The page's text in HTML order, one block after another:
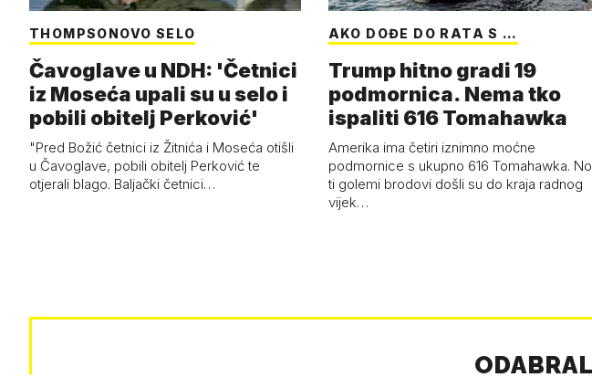
THOMPSONOVO SELO
Čavoglave u NDH: 'Četnici
iz Moseća upali su u selo i
pobili obitelj Perković'
"Pred Božić četnici iz Žitnića i Moseća otišli
u Čavoglave, pobili obitelj Perković te
otjerali blago. Baljački četnici…
AKO DOĐE DO RATA S …
Trump hitno gradi 19
podmornica. Nema tko
ispaliti 616 Tomahawka
Amerika ima četiri iznimno moćne
podmornice s ukupno 616 Tomahawka. No
ti golemi brodovi došli su do kraja radnog
vijek…